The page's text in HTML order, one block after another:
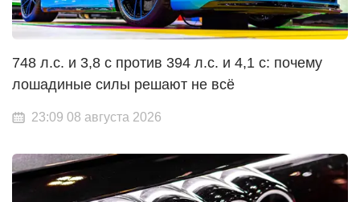
748 л.с. и 3,8 с против 394 л.с. и 4,1 с: почему
лошадиные силы решают не всё
23:09 08 августа 2026